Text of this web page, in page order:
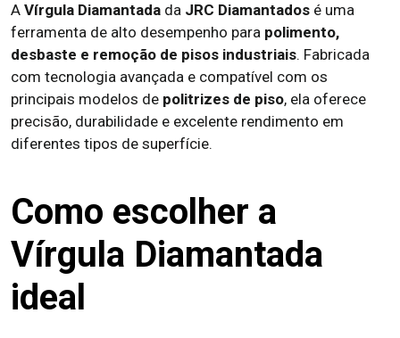
A Vírgula Diamantada da JRC Diamantados é uma
ferramenta de alto desempenho para polimento,
desbaste e remoção de pisos industriais. Fabricada
com tecnologia avançada e compatível com os
principais modelos de politrizes de piso, ela oferece
precisão, durabilidade e excelente rendimento em
diferentes tipos de superfície.
Como escolher a
Vírgula Diamantada
ideal